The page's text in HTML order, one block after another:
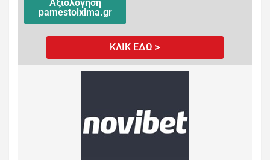
Αξιολόγηση
pamestoixima.gr
ΚΛΙΚ ΕΔΩ >